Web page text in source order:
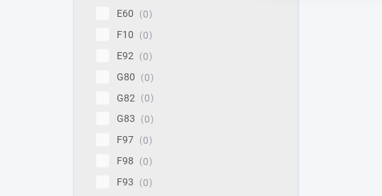
E60
0
F10
0
E92
0
G80
0
G82
0
G83
0
F97
0
F98
0
F93
0